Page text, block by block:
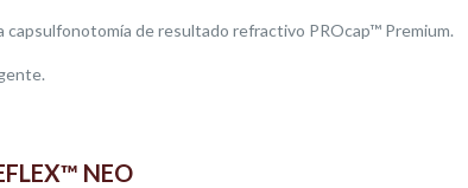
de resultado refractivo PROcap™ Premium.
NEO